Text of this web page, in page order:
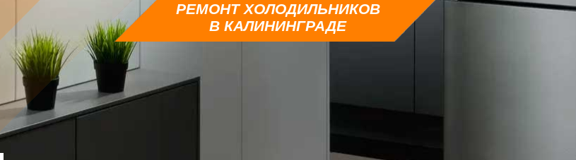
РЕМОНТ ХОЛОДИЛЬНИКОВ
В КАЛИНИНГРАДЕ